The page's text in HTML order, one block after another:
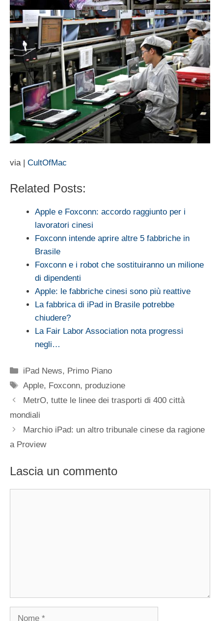
via | CultOfMac
Related Posts:
Apple e Foxconn: accordo raggiunto per i
lavoratori cinesi
Foxconn intende aprire altre 5 fabbriche in
Brasile
Foxconn e i robot che sostituiranno un milione
di dipendenti
Apple: le fabbriche cinesi sono più reattive
La fabbrica di iPad in Brasile potrebbe
chiudere?
La Fair Labor Association nota progressi
negli…
Categorie
iPad News, Primo Piano
Tag
Apple, Foxconn, produzione
MetrO, tutte le linee dei trasporti di 400 città
mondiali
Marchio iPad: un altro tribunale cinese da ragione
a Proview
Lascia un commento
Nome